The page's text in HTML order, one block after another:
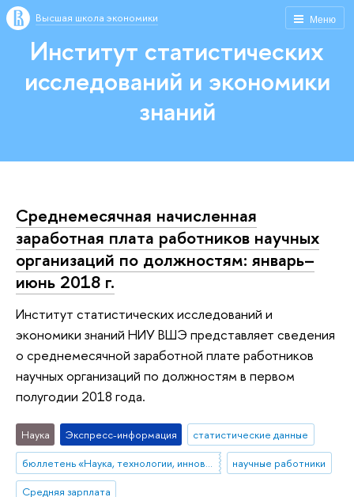
Меню
Высшая школа экономики
Институт статистических
исследований и экономики
знаний
Среднемесячная начисленная
заработная плата работников научных
организаций по должностям: январь–
июнь 2018 г.
Институт статистических исследований и
экономики знаний НИУ ВШЭ представляет сведения
о среднемесячной заработной плате работников
научных организаций по должностям в первом
полугодии 2018 года.
Наука Экспресс-информация
статистические данные
бюллетень «Наука, технологии, инновации»
научные работники
Средняя зарплата